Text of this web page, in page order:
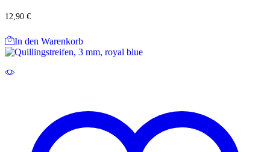
12,90 €
In den Warenkorb